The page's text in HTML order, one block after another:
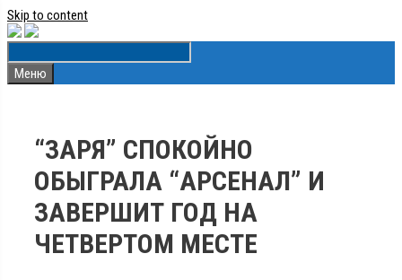
Skip to content
Меню
“ЗАРЯ” СПОКОЙНО
ОБЫГРАЛА “АРСЕНАЛ” И
ЗАВЕРШИТ ГОД НА
ЧЕТВЕРТОМ МЕСТЕ